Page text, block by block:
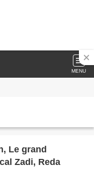
MENU
Le grand
Zadi, Reda